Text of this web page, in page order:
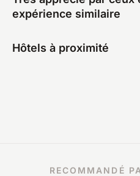
expérience similaire
Hôtels à proximité
RECOMMANDÉ